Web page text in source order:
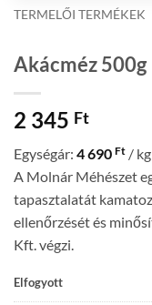
TERMELŐI TERMÉKEK
Akácméz 500g
2 345 Ft
Egységár: 4 690 Ft / kg
A Molnár Méhészet
tapasztalatát
ellenőrzését és
Kft. végzi.
Elfogyott